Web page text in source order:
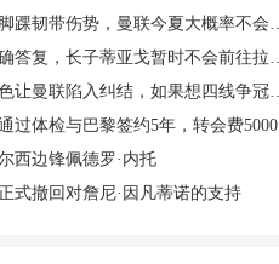
带伤势，曼联今夏大概率不会继续追求他
，长子蒂亚戈暂时不会前往拉玛西亚青训
联陷入纠结，如果想四线争冠可能还得买人
体检与巴黎签约5年，转会费5000万欧元
西边锋佩德罗·内托
式撤回对詹尼·因凡蒂诺的支持